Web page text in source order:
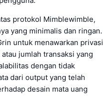
protokol Mimblewimble,
yang minimalis dan ringan.
untuk menawarkan privasi
jumlah transaksi yang
dengan tidak
dari output yang telah
desain mata uang